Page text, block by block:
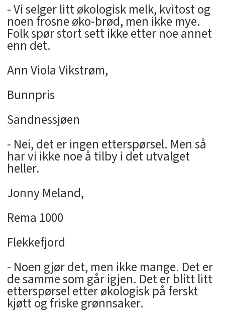
- Vi selger litt økologisk melk, kvitost og
noen frosne øko-brød, men ikke mye.
Folk spør stort sett ikke etter noe annet
enn det.
Ann Viola Vikstrøm,
Bunnpris
Sandnessjøen
- Nei, det er ingen etterspørsel. Men så
har vi ikke noe å tilby i det utvalget
heller.
Jonny Meland,
Rema 1000
Flekkefjord
- Noen gjør det, men ikke mange. Det er
de samme som går igjen. Det er blitt litt
etterspørsel etter økologisk på ferskt
kjøtt og friske grønnsaker.